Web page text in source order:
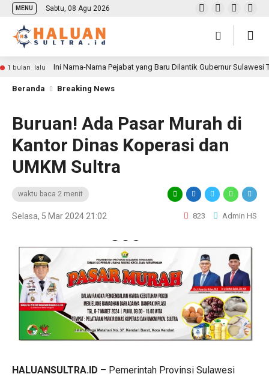
MENU Sabtu, 08 Agu 2026
1 bulan lalu Ini Nama-Nama Pejabat yang Baru Dilantik Gubernur Sulawesi
Beranda Breaking News
Buruan! Ada Pasar Murah di
Kantor Dinas Koperasi dan
UMKM Sultra
waktu baca 2 menit
Selasa, 5 Mar 2024 21:02 823 Admin HS
HALUANSULTRA.ID – Pemerintah Provinsi Sulawesi